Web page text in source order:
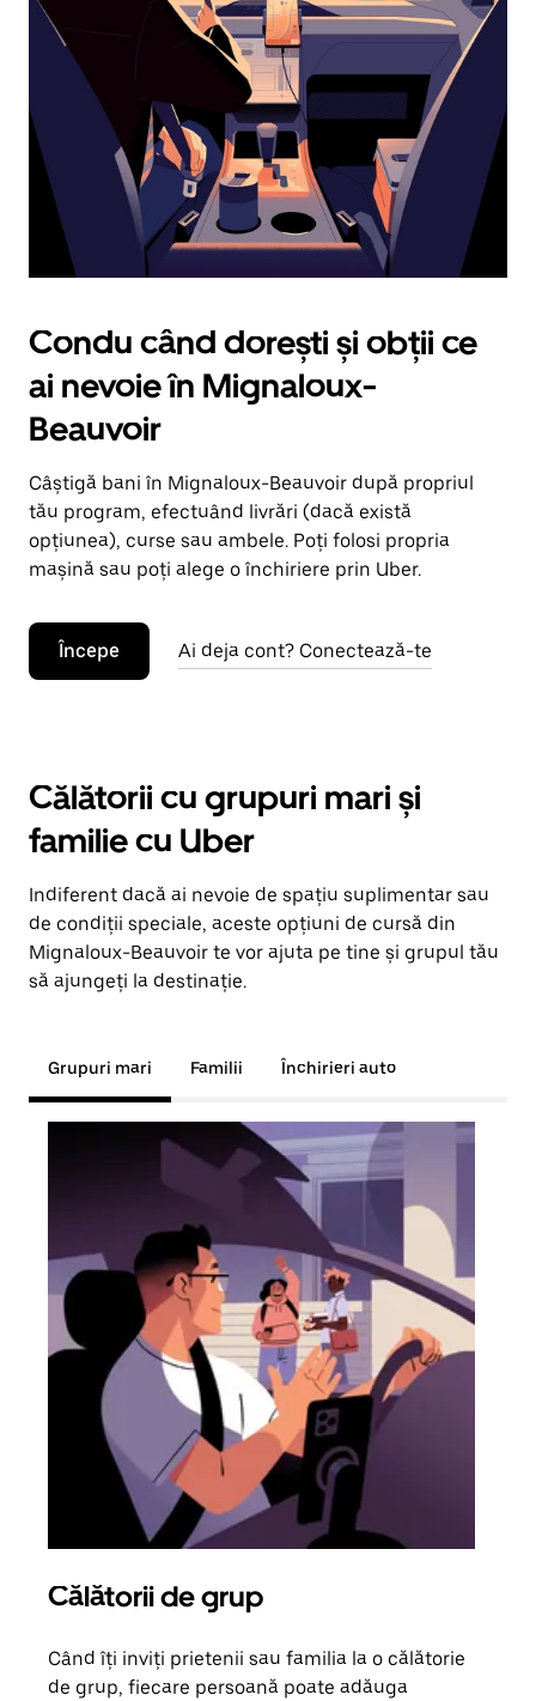
în
jos.
Închide
calendarul
apăsând
pe
butonul
Escape.
Condu când dorești și obții ce
ai nevoie în Mignaloux-
Beauvoir
Câștigă bani în Mignaloux-Beauvoir după propriul
tău program, efectuând livrări (dacă există
opțiunea), curse sau ambele. Poți folosi propria
mașină sau poți alege o închiriere prin Uber.
Începe Ai deja cont? Conectează-te
Călătorii cu grupuri mari și
familie cu Uber
Indiferent dacă ai nevoie de spațiu suplimentar sau
de condiții speciale, aceste opțiuni de cursă din
Mignaloux-Beauvoir te vor ajuta pe tine și grupul tău
să ajungeți la destinație.
Grupuri mari Familii Închirieri auto
Călătorii de grup
Când îți inviți prietenii sau familia la o călătorie
de grup, fiecare persoană poate adăuga